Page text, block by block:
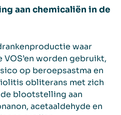
aan chemicaliën in de
waar
worden gebruikt,
op beroepsastma en
obliterans met zich
blootstelling aan
acetaaldehyde en